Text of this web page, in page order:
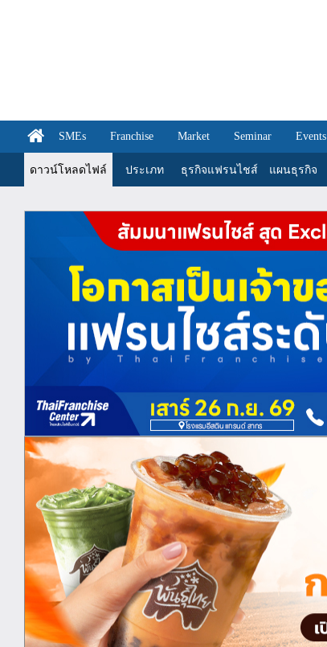
SMEs Franchise Market Seminar Events
ดาวน์โหลดไฟล์ ประเภท ธุรกิจแฟรนไชส์ แผนธุรกิจ